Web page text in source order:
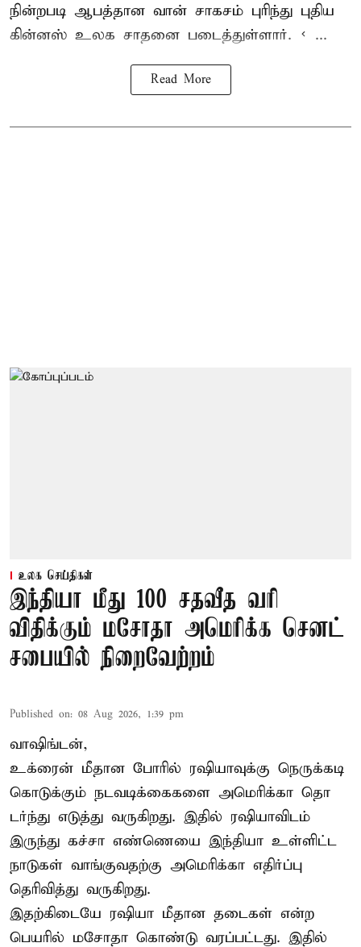
நின்றபடி ஆபத்தான வான் சாகசம் புரிந்து புதிய
கின்னஸ் உலக சாதனை படைத்துள்ளார். < ...
Read More
உலக செய்திகள்
இந்தியா மீது 100 சதவீத வரி
விதிக்கும் மசோதா அமெரிக்க செனட்
சபையில் நிறைவேற்றம்
Published on: 08 Aug 2026, 1:39 pm
வாஷிங்டன்,
உக்ரைன் மீதான போரில் ரஷியாவுக்கு நெருக்கடி
கொடுக்கும் நடவடிக்கைகளை அமெரிக்கா தொ
டர்ந்து எடுத்து வருகிறது. இதில் ரஷியாவிடம்
இருந்து கச்சா எண்ணெயை இந்தியா உள்ளிட்ட
நாடுகள் வாங்குவதற்கு அமெரிக்கா எதிர்ப்பு
தெரிவித்து வருகிறது.
இதற்கிடையே ரஷியா மீதான தடைகள் என்ற
பெயரில் மசோதா கொண்டு வரப்பட்டது. இதில்